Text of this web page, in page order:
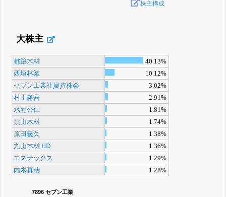
株主構成
大株主
都築木材
40.13%
西垣林業
10.12%
セブン工業社員持株会
3.02%
村上隆吾
2.91%
水元公仁
1.81%
須山木材
1.74%
原田義久
1.38%
丸山木材 HD
1.36%
エステックス
1.29%
内木真哉
1.28%
7896 セブン工業